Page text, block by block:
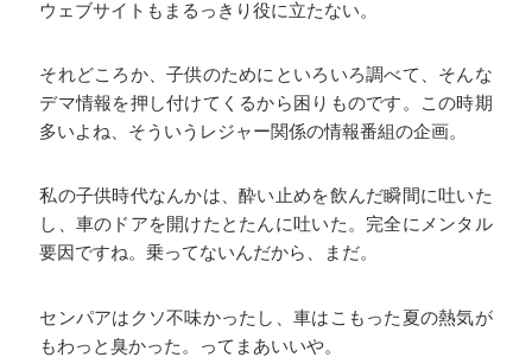
ウェブサイトもまるっきり役に立たない。
それどころか、子供のためにといろいろ調べて、そんな
デマ情報を押し付けてくるから困りものです。この時期
多いよね、そういうレジャー関係の情報番組の企画。
私の子供時代なんかは、酔い止めを飲んだ瞬間に吐いた
し、車のドアを開けたとたんに吐いた。完全にメンタル
要因ですね。乗ってないんだから、まだ。
センパアはクソ不味かったし、車はこもった夏の熱気が
もわっと臭かった。ってまあいいや。